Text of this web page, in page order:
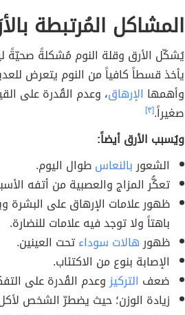
المشاكل المُرتبطة
يُشكّل الأرق وقلة النوم مُشكلةً صحيّةً
يأخذ قسطاً كافياً من النوم يتعرض
وأهمها الإرهاق، وعدم القُدرة على
صغيراً.[٣]
ويُسبب الأرق أيضاً:
الشعوربالنعاسطوال اليوم.
تعكُّر المزاج والعصبية من أتفه
ظهور علامات الإرهاق على البشرة
باهتاً ولا توجد فيه علامات للنضارة.
ظهورهالات سوداءتحت العينين.
الإصابة بنوع من الاكتئاب.
ضعف التركيزوعدم القُدرة على
زيادة الوزن؛ حيث يضطرّ الشخص